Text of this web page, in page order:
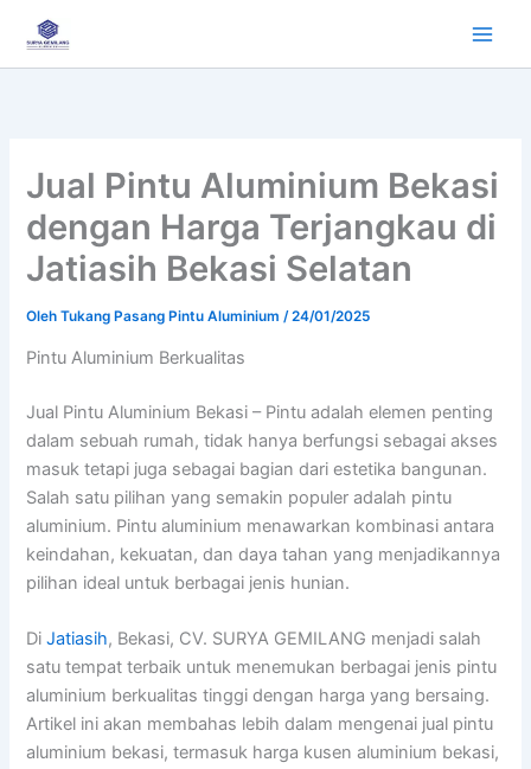
konten
Jual Pintu Aluminium Bekasi
dengan Harga Terjangkau di
Jatiasih Bekasi Selatan
OlehTukang Pasang Pintu Aluminium /24/01/2025
Pintu Aluminium Berkualitas
Jual Pintu Aluminium Bekasi – Pintu adalah elemen penting
dalam sebuah rumah, tidak hanya berfungsi sebagai akses
masuk tetapi juga sebagai bagian dari estetika bangunan.
Salah satu pilihan yang semakin populer adalah pintu
aluminium. Pintu aluminium menawarkan kombinasi antara
keindahan, kekuatan, dan daya tahan yang menjadikannya
pilihan ideal untuk berbagai jenis hunian.
DiJatiasih, Bekasi, CV. SURYA GEMILANG menjadi salah
satu tempat terbaik untuk menemukan berbagai jenis pintu
aluminium berkualitas tinggi dengan harga yang bersaing.
Artikel ini akan membahas lebih dalam mengenai jual pintu
aluminium bekasi, termasuk harga kusen aluminium bekasi,